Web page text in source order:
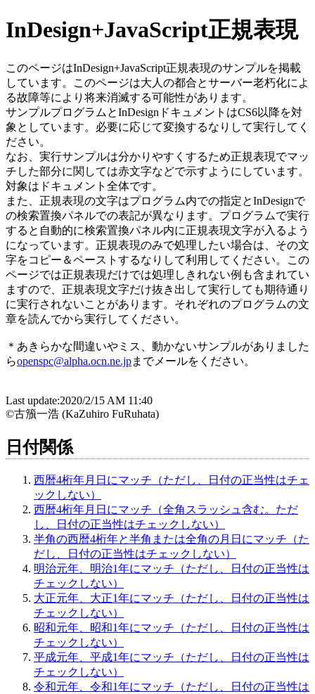
InDesign+JavaScript正規表現
このページはInDesign+JavaScript正規表現のサンプルを掲載
しています。このページは大人の都合とサーバー老朽化によ
る故障等により将来消滅する可能性があります。
サンプルプログラムとInDesignドキュメントはCS6以降を対
象としています。必要に応じて変換するなりして実行してく
ださい。
なお、実行サンプルは分かりやすくするため正規表現でマッ
チした部分に関しては赤文字などで示すようにしています。
対象はドキュメント全体です。
また、正規表現の文字はプログラム内での指定とInDesignで
の検索置換パネルでの表記が異なります。プログラムで実行
すると自動的に検索置換パネル内に正規表現文字が入るよう
になっています。正規表現のみで処理したい場合は、その文
字をコピー＆ペーストするなりして利用してください。この
ページでは正規表現だけでは処理しきれない例も含まれてい
ますので、正規表現文字だけ抜き出して実行しても期待通り
に実行されないことがあります。それぞれのプログラムの文
章を読んでから実行してください。
＊あきらかな間違いやミス、動かないサンプルがありました
らopenspc@alpha.ocn.ne.jpまでメールをください。
Last update:2020/2/15 AM 11:40
©古籏一浩 (KaZuhiro FuRuhata)
日付関係
西暦4桁年月日にマッチ（ただし、日付の正当性はチェ
ックしない）
西暦4桁年月日にマッチ（全角スラッシュ含む。ただ
し、日付の正当性はチェックしない）
半角の西暦4桁年と半角または全角の月日にマッチ（た
だし、日付の正当性はチェックしない）
明治元年、明治1年にマッチ（ただし、日付の正当性は
チェックしない）
大正元年、大正1年にマッチ（ただし、日付の正当性は
チェックしない）
昭和元年、昭和1年にマッチ（ただし、日付の正当性は
チェックしない）
平成元年、平成1年にマッチ（ただし、日付の正当性は
チェックしない）
令和元年、令和1年にマッチ（ただし、日付の正当性は